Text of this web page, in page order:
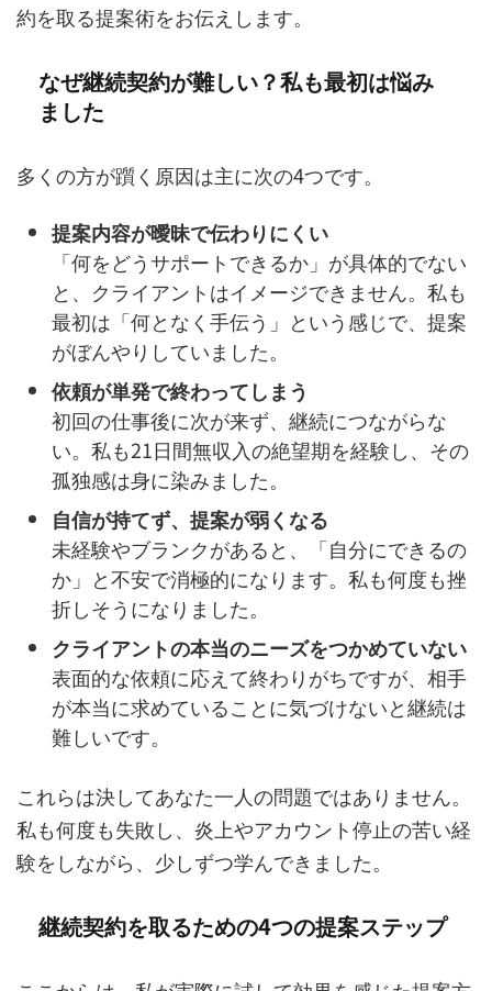
約を取る提案術をお伝えします。
なぜ継続契約が難しい？私も最初は悩み
ました
多くの方が躓く原因は主に次の4つです。
提案内容が曖昧で伝わりにくい
「何をどうサポートできるか」が具体的でない
と、クライアントはイメージできません。私も
最初は「何となく手伝う」という感じで、提案
がぼんやりしていました。
依頼が単発で終わってしまう
初回の仕事後に次が来ず、継続につながらな
い。私も21日間無収入の絶望期を経験し、その
孤独感は身に染みました。
自信が持てず、提案が弱くなる
未経験やブランクがあると、「自分にできるの
か」と不安で消極的になります。私も何度も挫
折しそうになりました。
クライアントの本当のニーズをつかめていない
表面的な依頼に応えて終わりがちですが、相手
が本当に求めていることに気づけないと継続は
難しいです。
これらは決してあなた一人の問題ではありません。
私も何度も失敗し、炎上やアカウント停止の苦い経
験をしながら、少しずつ学んできました。
継続契約を取るための4つの提案ステップ